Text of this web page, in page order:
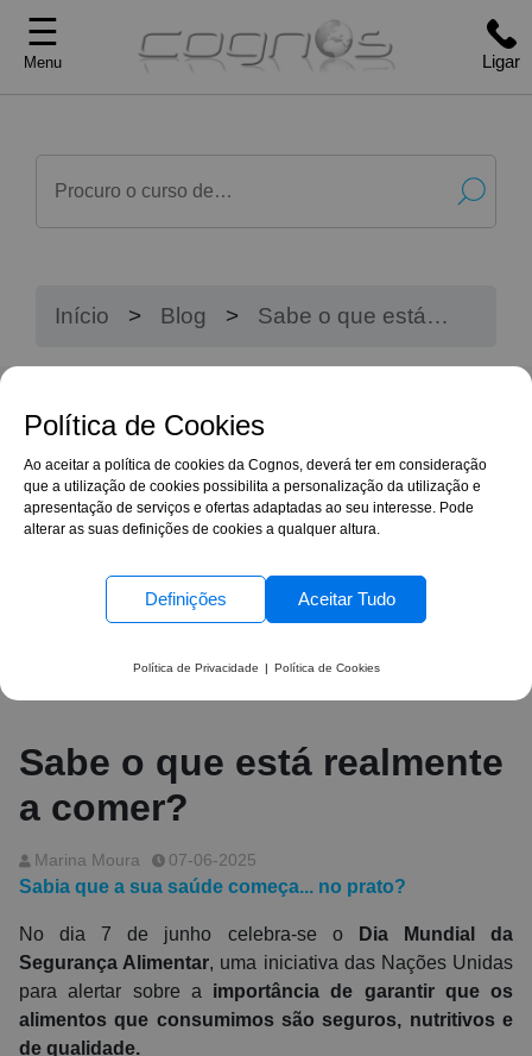
Política de Cookies
Ao aceitar a política de cookies da Cognos, deverá ter em consideração
que a utilização de cookies possibilita a personalização da utilização e
apresentação de serviços e ofertas adaptadas ao seu interesse. Pode
alterar as suas definições de cookies a qualquer altura.
Definições Aceitar Tudo
Política de Privacidade | Política de Cookies
☰
Menu Ligar
Início Blog
Sabe o que está
Sabe o que está realmente
a comer?
Marina Moura 07-06-2025
Sabia que a sua saúde começa... no prato?
No dia 7 de junho celebra-se o
Dia Mundial da
Segurança Alimentar, uma iniciativa das Nações Unidas
para alertar sobre a importância de garantir que os
alimentos que consumimos são seguros, nutritivos e
de qualidade.